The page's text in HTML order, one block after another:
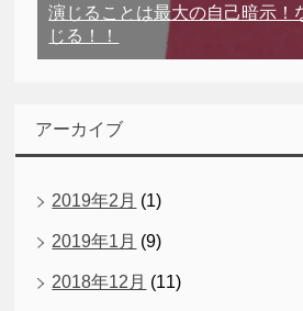
演じることは最大の自己暗示！
じる！！
アーカイブ
2019年2月 (1)
2019年1月 (9)
2018年12月 (11)